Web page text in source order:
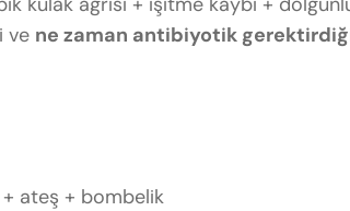
ve ne zaman antibiyotik
ateş + bombelik